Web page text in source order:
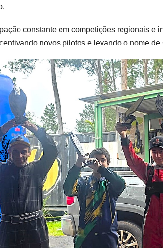
constante em competições regionais e
novos pilotos e levando o nome